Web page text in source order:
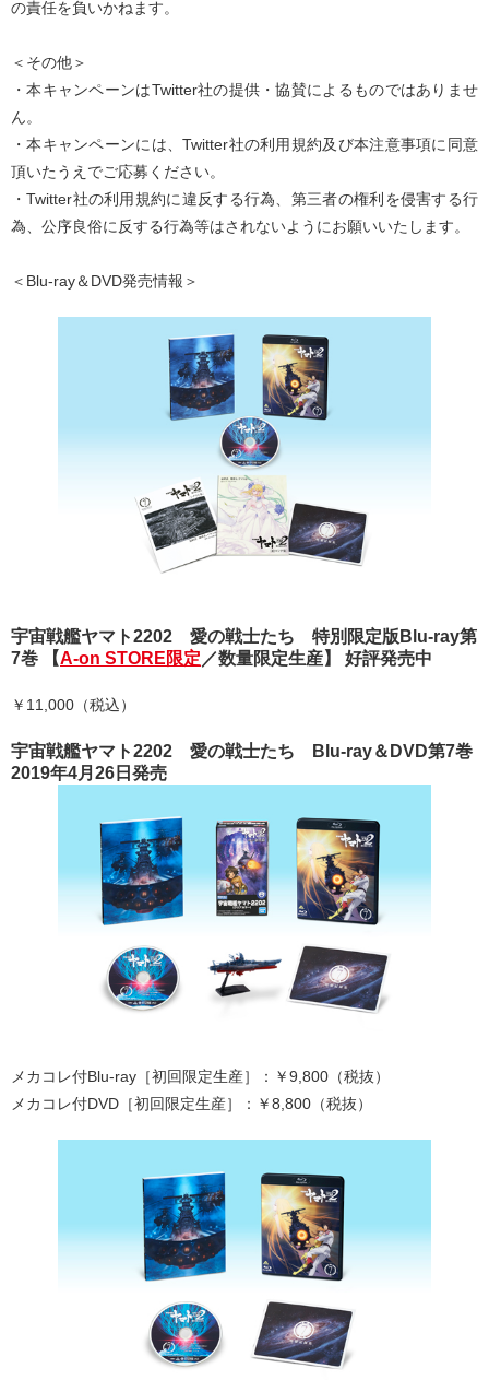
の責任を負いかねます。
＜その他＞
・本キャンペーンはTwitter社の提供・協賛によるものではありませ
ん。
・本キャンペーンには、Twitter社の利用規約及び本注意事項に同意
頂いたうえでご応募ください。
・Twitter社の利用規約に違反する行為、第三者の権利を侵害する行
為、公序良俗に反する行為等はされないようにお願いいたします。
＜Blu-ray＆DVD発売情報＞
宇宙戦艦ヤマト2202 愛の戦士たち 特別限定版Blu-ray第
7巻 【A-on STORE限定 ／数量限定生産】 好評発売中
￥11,000（税込）
宇宙戦艦ヤマト2202 愛の戦士たち Blu-ray＆DVD第7巻
2019年4月26日発売
メカコレ付Blu-ray［初回限定生産］：￥9,800（税抜）
メカコレ付DVD［初回限定生産］：￥8,800（税抜）